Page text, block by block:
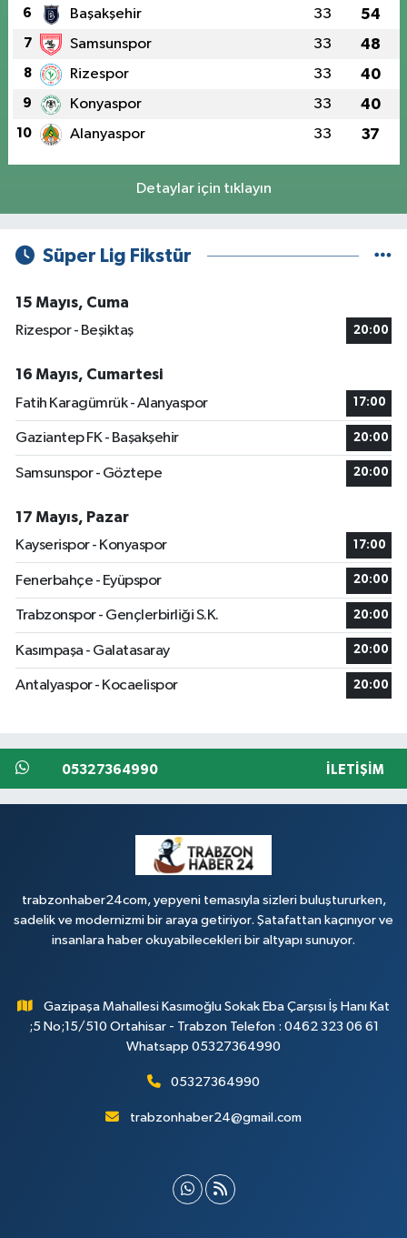
6 Başakşehir 33 54
7 Samsunspor 33 48
8 Rizespor 33 40
9 Konyaspor 33 40
10 Alanyaspor 33 37
Detaylar için tıklayın
Süper Lig Fikstür
15 Mayıs, Cuma
Rizespor - Beşiktaş
20:00
16 Mayıs, Cumartesi
Fatih Karagümrük - Alanyaspor
17:00
Gaziantep FK - Başakşehir 20:00
Samsunspor - Göztepe 20:00
17 Mayıs, Pazar
Kayserispor - Konyaspor
17:00
Fenerbahçe - Eyüpspor 20:00
Trabzonspor - Gençlerbirliği S.K. 20:00
Kasımpaşa - Galatasaray 20:00
Antalyaspor - Kocaelispor 20:00
05327364990 İLETIŞIM
trabzonhaber24com, yepyeni temasıyla sizleri buluştururken,
sadelik ve modernizmi bir araya getiriyor. Şatafattan kaçınıyor ve
insanlara haber okuyabilecekleri bir altyapı sunuyor.
Gazipaşa Mahallesi Kasımoğlu Sokak Eba Çarşısı İş Hanı Kat
;5 No;15/510 Ortahisar - Trabzon Telefon : 0462 323 06 61
Whatsapp 05327364990
05327364990
trabzonhaber24@gmail.com